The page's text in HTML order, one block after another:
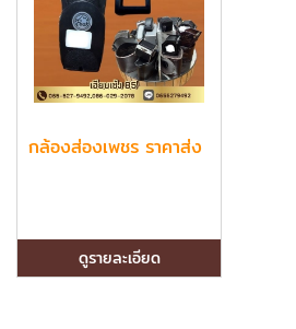
กล้องส่องเพชร ราคาส่ง
ดูรายละเอียด